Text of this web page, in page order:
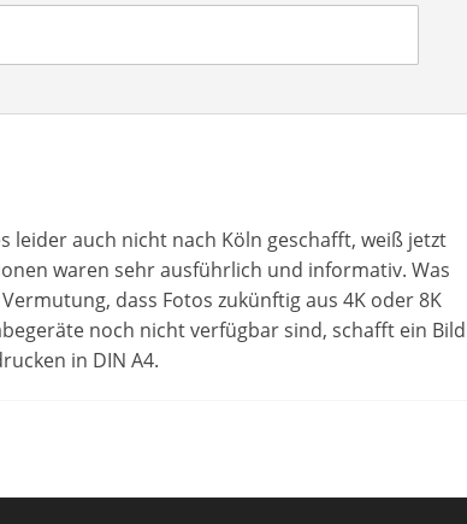
leider auch nicht nach Köln geschafft, weiß jetzt
waren sehr ausführlich und informativ. Was
dass Fotos zukünftig aus 4K oder 8K
noch nicht verfügbar sind, schafft ein Bild
in DIN A4.